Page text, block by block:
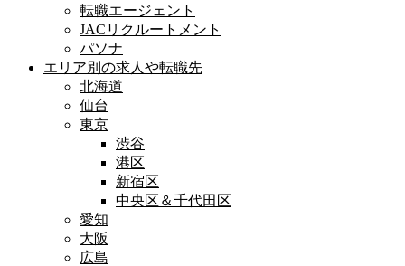
転職エージェント
JACリクルートメント
パソナ
エリア別の求人や転職先
北海道
仙台
東京
渋谷
港区
新宿区
中央区＆千代田区
愛知
大阪
広島